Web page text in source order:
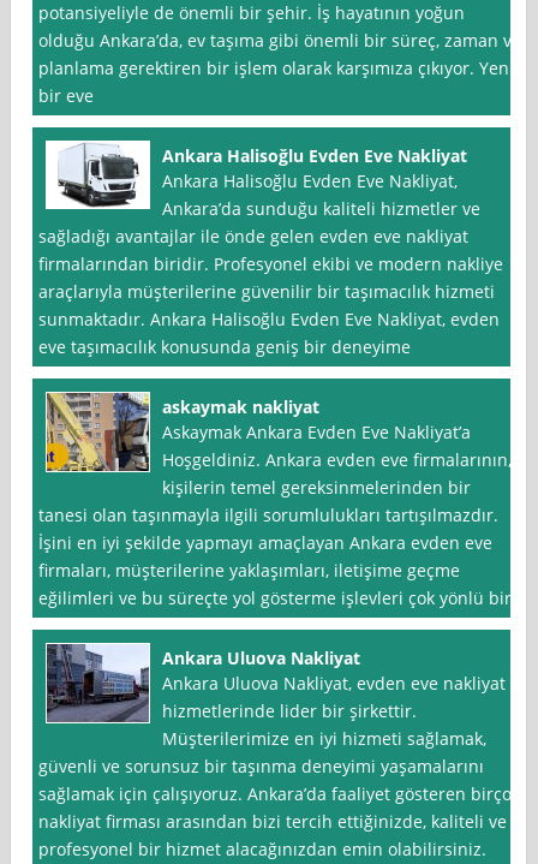
potansiyeliyle de önemli bir şehir. İş hayatının yoğun
olduğu Ankara’da, ev taşıma gibi önemli bir süreç, zaman ve
planlama gerektiren bir işlem olarak karşımıza çıkıyor. Yeni
bir eve
Ankara Halisoğlu Evden Eve Nakliyat
Ankara Halisoğlu Evden Eve Nakliyat,
Ankara’da sunduğu kaliteli hizmetler ve
sağladığı avantajlar ile önde gelen evden eve nakliyat
firmalarından biridir. Profesyonel ekibi ve modern nakliye
araçlarıyla müşterilerine güvenilir bir taşımacılık hizmeti
sunmaktadır. Ankara Halisoğlu Evden Eve Nakliyat, evden
eve taşımacılık konusunda geniş bir deneyime
askaymak nakliyat
Askaymak Ankara Evden Eve Nakliyat’a
Hoşgeldiniz. Ankara evden eve firmalarının,
kişilerin temel gereksinmelerinden bir
tanesi olan taşınmayla ilgili sorumlulukları tartışılmazdır.
İşini en iyi şekilde yapmayı amaçlayan Ankara evden eve
firmaları, müşterilerine yaklaşımları, iletişime geçme
eğilimleri ve bu süreçte yol gösterme işlevleri çok yönlü bir
Ankara Uluova Nakliyat
Ankara Uluova Nakliyat, evden eve nakliyat
hizmetlerinde lider bir şirkettir.
Müşterilerimize en iyi hizmeti sağlamak,
güvenli ve sorunsuz bir taşınma deneyimi yaşamalarını
sağlamak için çalışıyoruz. Ankara’da faaliyet gösteren birçok
nakliyat firması arasından bizi tercih ettiğinizde, kaliteli ve
profesyonel bir hizmet alacağınızdan emin olabilirsiniz.